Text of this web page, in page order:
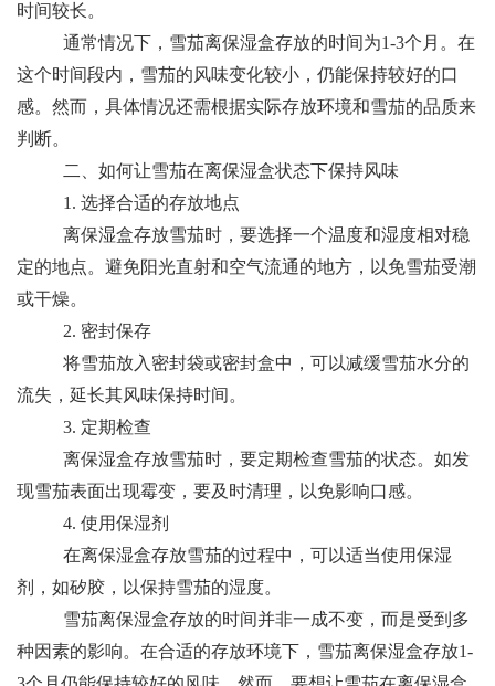
时间较长。
通常情况下，雪茄离保湿盒存放的时间为1-3个月。在
这个时间段内，雪茄的风味变化较小，仍能保持较好的口
感。然而，具体情况还需根据实际存放环境和雪茄的品质来
判断。
二、如何让雪茄在离保湿盒状态下保持风味
1. 选择合适的存放地点
离保湿盒存放雪茄时，要选择一个温度和湿度相对稳
定的地点。避免阳光直射和空气流通的地方，以免雪茄受潮
或干燥。
2. 密封保存
将雪茄放入密封袋或密封盒中，可以减缓雪茄水分的
流失，延长其风味保持时间。
3. 定期检查
离保湿盒存放雪茄时，要定期检查雪茄的状态。如发
现雪茄表面出现霉变，要及时清理，以免影响口感。
4. 使用保湿剂
在离保湿盒存放雪茄的过程中，可以适当使用保湿
剂，如矽胶，以保持雪茄的湿度。
雪茄离保湿盒存放的时间并非一成不变，而是受到多
种因素的影响。在合适的存放环境下，雪茄离保湿盒存放1-